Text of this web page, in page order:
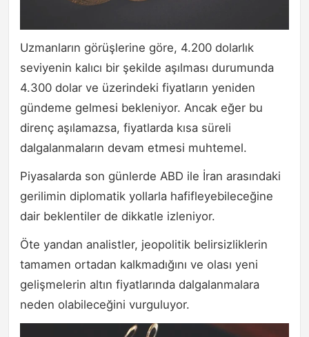
Uzmanların görüşlerine göre, 4.200 dolarlık
seviyenin kalıcı bir şekilde aşılması durumunda
4.300 dolar ve üzerindeki fiyatların yeniden
gündeme gelmesi bekleniyor. Ancak eğer bu
direnç aşılamazsa, fiyatlarda kısa süreli
dalgalanmaların devam etmesi muhtemel.
Piyasalarda son günlerde ABD ile İran arasındaki
gerilimin diplomatik yollarla hafifleyebileceğine
dair beklentiler de dikkatle izleniyor.
Öte yandan analistler, jeopolitik belirsizliklerin
tamamen ortadan kalkmadığını ve olası yeni
gelişmelerin altın fiyatlarında dalgalanmalara
neden olabileceğini vurguluyor.